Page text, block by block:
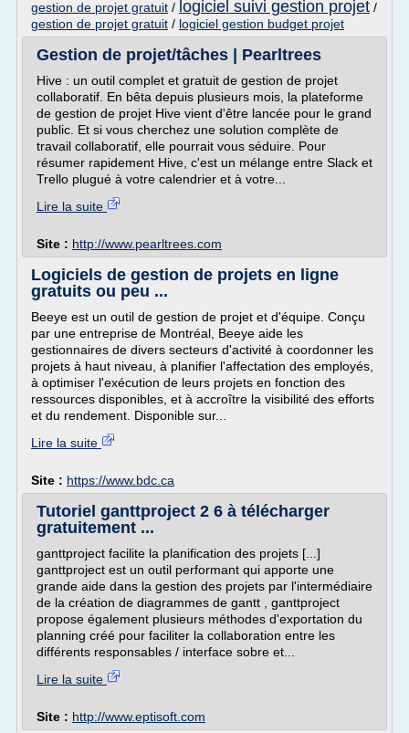
gestion de projet gratuit / logiciel suivi gestion projet /
gestion de projet gratuit / logiciel gestion budget projet
Gestion de projet/tâches | Pearltrees
Hive : un outil complet et gratuit de gestion de projet
collaboratif. En bêta depuis plusieurs mois, la plateforme
de gestion de projet Hive vient d'être lancée pour le grand
public. Et si vous cherchez une solution complète de
travail collaboratif, elle pourrait vous séduire. Pour
résumer rapidement Hive, c'est un mélange entre Slack et
Trello plugué à votre calendrier et à votre...
Lire la suite
Site : http://www.pearltrees.com
Logiciels de gestion de projets en ligne
gratuits ou peu ...
Beeye est un outil de gestion de projet et d'équipe. Conçu
par une entreprise de Montréal, Beeye aide les
gestionnaires de divers secteurs d'activité à coordonner les
projets à haut niveau, à planifier l'affectation des employés,
à optimiser l'exécution de leurs projets en fonction des
ressources disponibles, et à accroître la visibilité des efforts
et du rendement. Disponible sur...
Lire la suite
Site : https://www.bdc.ca
Tutoriel ganttproject 2 6 à télécharger
gratuitement ...
ganttproject facilite la planification des projets [...]
ganttproject est un outil performant qui apporte une
grande aide dans la gestion des projets par l'intermédiaire
de la création de diagrammes de gantt , ganttproject
propose également plusieurs méthodes d'exportation du
planning créé pour faciliter la collaboration entre les
différents responsables / interface sobre et...
Lire la suite
Site : http://www.eptisoft.com